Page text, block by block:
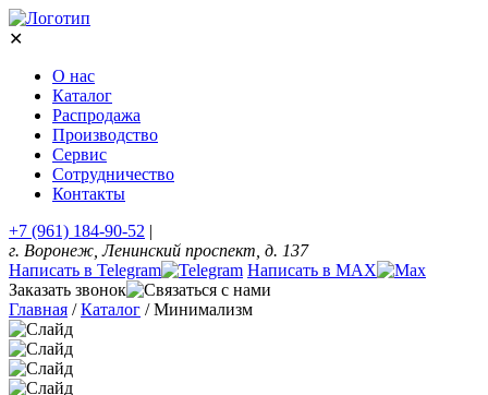
✕
О нас
Каталог
Распродажа
Производство
Сервис
Сотрудничество
Контакты
+7 (961) 184-90-52 |
г. Воронеж, Ленинский проспект, д. 137
Написать в Telegram
Написать в MAX
Заказать звонок
Главная /Каталог /Минимализм